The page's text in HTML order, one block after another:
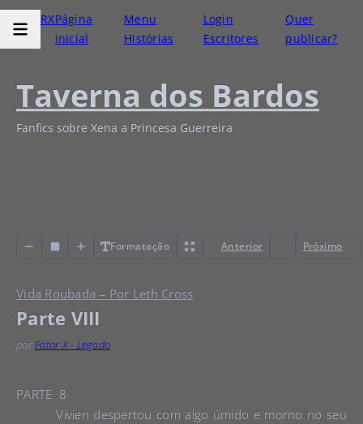
RXPágina
inicial
Menu
Histórias
Login
Escritores
Quer
publicar?
Taverna dos Bardos
Fanfics sobre Xena a Princesa Guerreira
Formatação Anterior Próximo
Vida Roubada – Por Leth Cross
Parte VIII
porFator X - Legado
PARTE 8
Vivien despertou com algo úmido e morno no seu